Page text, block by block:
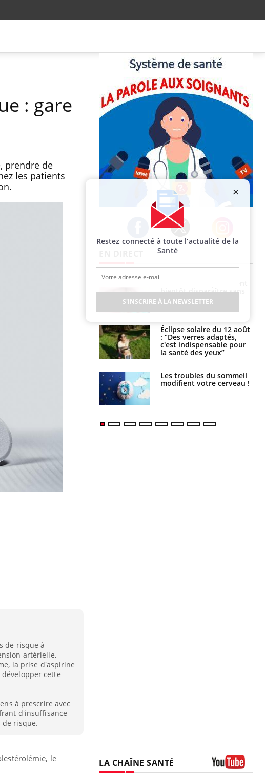
: gare
prendre de
les patients
de risque à
artérielle,
la prise d'aspirine
cette
à prescrire avec
d'insuffisance
de risque.
le
Facebook Twitter Instagram
bientôt disparaître sans
plombage ?
Éclipse solaire du 12 août
: “Des verres adaptés,
c'est indispensable pour
la santé des yeux”
Les troubles du sommeil
modifient votre cerveau !
LA CHAÎNE SANTÉ
Restez connecté à toute l’actualité de la
Santé
S'INSCRIRE À LA NEWSLETTER